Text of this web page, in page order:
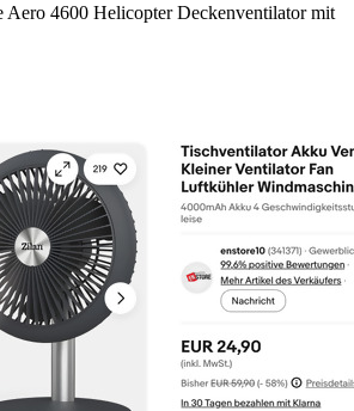
Aero 4600 Helicopter Deckenventilator mit